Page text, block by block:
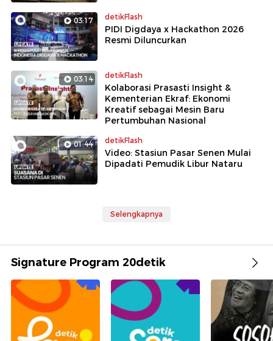
03:17 detikFlash
PIDI Digdaya x Hackathon 2026
Resmi Diluncurkan
03:14 detikFlash
Kolaborasi Prasasti Insight &
Kementerian Ekraf: Ekonomi
Kreatif sebagai Mesin Baru
Pertumbuhan Nasional
01:44 detikFlash
Video: Stasiun Pasar Senen Mulai
Dipadati Pemudik Libur Nataru
Selengkapnya
Signature Program 20detik